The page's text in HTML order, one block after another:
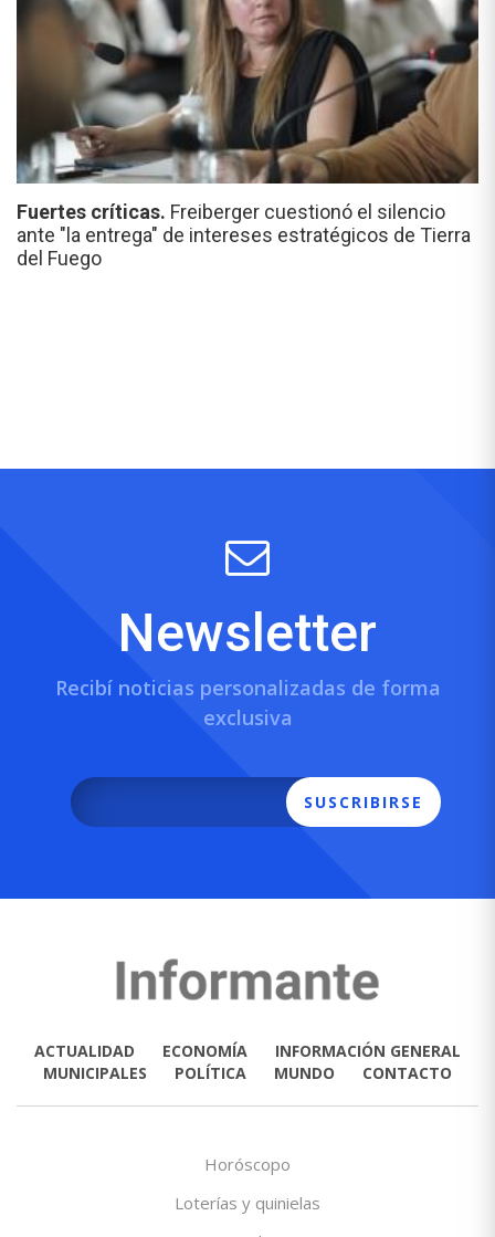
Fuertes críticas. Freiberger cuestionó el silencio
ante "la entrega" de intereses estratégicos de Tierra
del Fuego
Newsletter
Recibí noticias personalizadas de forma
exclusiva
SUSCRIBIRSE
ACTUALIDAD ECONOMÍA
INFORMACIÓN GENERAL
MUNICIPALES
POLÍTICA MUNDO CONTACTO
Horóscopo
Loterías y quinielas